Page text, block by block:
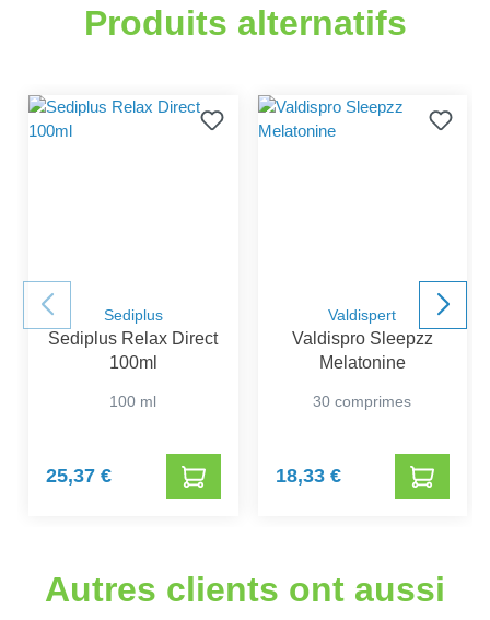
Produits alternatifs
Sediplus
Sediplus Relax Direct
100ml
100 ml
25,37 €
Valdispert
Valdispro Sleepzz
Melatonine
30 comprimes
18,33 €
Autres clients ont aussi